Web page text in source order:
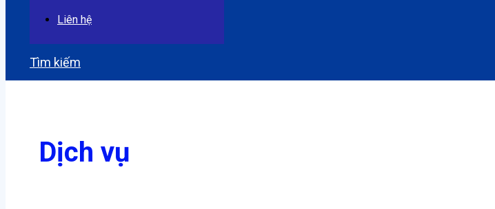
Liên hệ
Tìm kiếm
Dịch vụ